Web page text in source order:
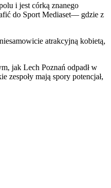
i jest córką znanego
do Sport Mediaset— gdzie z
atrakcyjną kobietą,
jak Lech Poznań odpadł w
mają spory potencjał,